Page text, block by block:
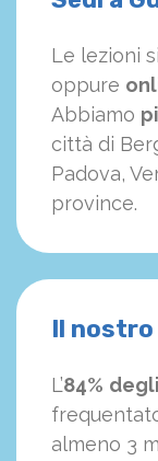
Le lezioni
oppure
Abbiamo
città di
Padova,
province.
Il
L’84%
almeno 3